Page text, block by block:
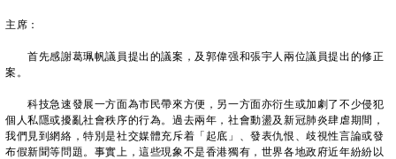
主席：
首先感謝葛珮帆議員提出的議案，及郭偉强和張宇人兩位議員提出的修正
案。
科技急速發展一方面為市民帶來方便，另一方面亦衍生或加劇了不少侵犯
個人私隱或擾亂社會秩序的行為。過去兩年，社會動盪及新冠肺炎肆虐期間，
我們見到網絡，特別是社交媒體充斥着「起底」、發表仇恨、歧視性言論或發
布假新聞等問題。事實上，這些現象不是香港獨有，世界各地政府近年紛紛以